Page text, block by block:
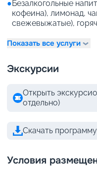
●Безалкогольные
кофеина), лимонад,
свежевыжатые),
Показать все услуги
Экскурсии
Открыть
отдельно)
Скачать
Условия